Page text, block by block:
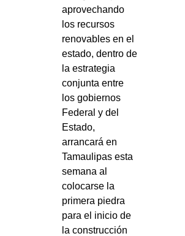
aprovechando
los recursos
renovables en el
estado, dentro de
la estrategia
conjunta entre
los gobiernos
Federal y del
Estado,
arrancará en
Tamaulipas esta
semana al
colocarse la
primera piedra
para el inicio de
la construcción